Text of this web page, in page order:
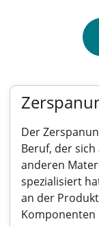
Der
Beruf, der
anderen
spezialisiert
an der
Komponenten